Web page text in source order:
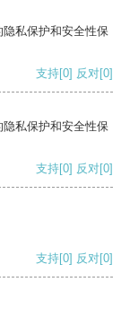
私保护和安全性保
支持[0] 反对[0]
私保护和安全性保
支持[0] 反对[0]
支持[0] 反对[0]